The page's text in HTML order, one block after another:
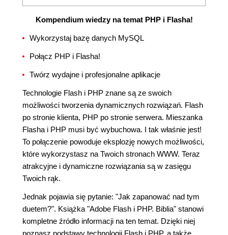
Kompendium wiedzy na temat PHP i Flasha!
Wykorzystaj bazę danych MySQL
Połącz PHP i Flasha!
Twórz wydajne i profesjonalne aplikacje
Technologie Flash i PHP znane są ze swoich
możliwości tworzenia dynamicznych rozwiązań. Flash
po stronie klienta, PHP po stronie serwera. Mieszanka
Flasha i PHP musi być wybuchowa. I tak właśnie jest!
To połączenie powoduje eksplozję nowych możliwości,
które wykorzystasz na Twoich stronach WWW. Teraz
atrakcyjne i dynamiczne rozwiązania są w zasięgu
Twoich rąk.
Jednak pojawia się pytanie: "Jak zapanować nad tym
duetem?". Książka "Adobe Flash i PHP. Biblia" stanowi
kompletne źródło informacji na ten temat. Dzięki niej
poznasz podstawy technologii Flash i PHP, a także